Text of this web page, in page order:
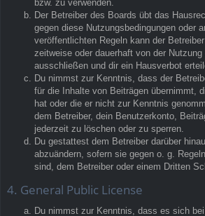
bzw. zu verwenden.
Der Betreiber des Boards übt das
gegen diese Nutzungsbedingungen oder
veröffentlichten Regeln kann der
zeitweise oder dauerhaft von der
ausschließen und dir ein Hausverbot
Du nimmst zur Kenntnis, dass der
für die Inhalte von Beiträgen übernimmt,
hat oder die er nicht zur Kenntnis
dem Betreiber, dein Benutzerkonto,
jederzeit zu löschen oder zu sperren.
Du gestattest dem Betreiber darüber
abzuändern, sofern sie gegen o. g.
sind, dem Betreiber oder einem Dritten
4. General Public License
Du nimmst zur Kenntnis, dass es sich